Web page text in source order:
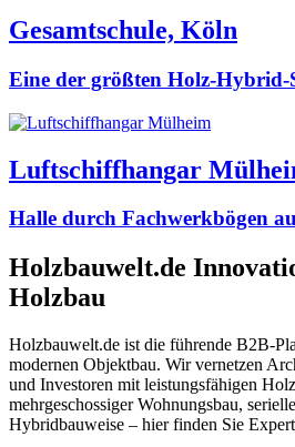
Gesamtschule, Köln
Eine der größten Holz-Hybrid-
Luftschiffhangar
Halle durch Fachwerkbögen
Holzbauwelt.de
Holzbau
Holzbauwelt.de ist die führende B2B-
modernen Objektbau. Wir vernetzen
und Investoren mit leistungsfähigen
mehrgeschossiger Wohnungsbau,
Hybridbauweise – hier finden Sie